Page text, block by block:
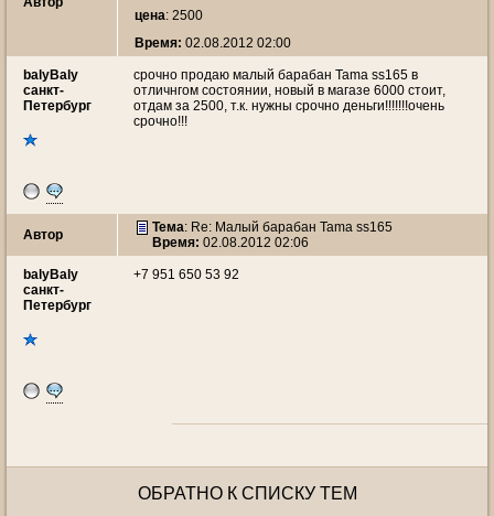
цена: 2500
Время: 02.08.2012 02:00
balyBaly
санкт-
Петербург
срочно продаю малый барабан Tama ss165 в
отличнгом состоянии, новый в магазе 6000 стоит,
отдам за 2500, т.к. нужны срочно деньги!!!!!!!очень
срочно!!!
Автор Тема: Re: Малый барабан Tama ss165
Время: 02.08.2012 02:06
balyBaly
санкт-
Петербург
+7 951 650 53 92
ОБРАТНО К СПИСКУ ТЕМ